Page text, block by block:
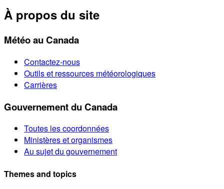
À propos du site
Météo au Canada
Contactez-nous
Outils et ressources météorologiques
Carrières
Gouvernement du Canada
Toutes les coordonnées
Ministères et organismes
Au sujet du gouvernement
Themes and topics